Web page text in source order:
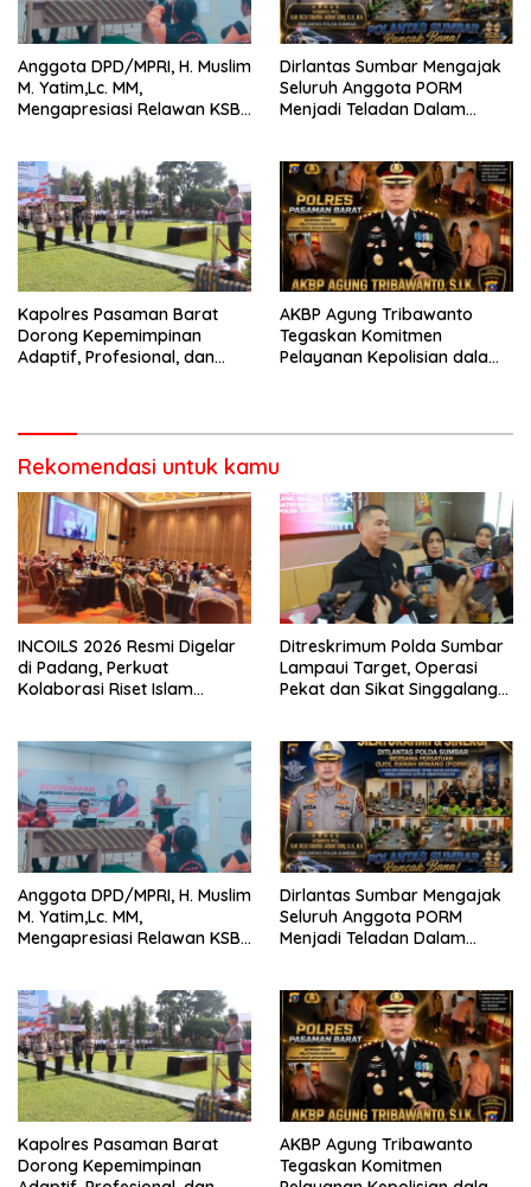
Anggota DPD/MPRI, H. Muslim
M. Yatim,Lc. MM,
Mengapresiasi Relawan KSB
Bencana
Dirlantas Sumbar Mengajak
Seluruh Anggota PORM
Menjadi Teladan Dalam
Perlengkapan Keselamatan
Berkendara
Kapolres Pasaman Barat
Dorong Kepemimpinan
Adaptif, Profesional, dan
AKBP Agung Tribawanto
Tegaskan Komitmen
Pelayanan Kepolisian dalam
Rekomendasi untuk kamu
INCOILS 2026 Resmi Digelar
di Padang, Perkuat
Kolaborasi Riset Islam
Ditreskrimum Polda Sumbar
Lampaui Target, Operasi
Pekat dan Sikat Singgalang
Anggota DPD/MPRI, H. Muslim
M. Yatim,Lc. MM,
Mengapresiasi Relawan KSB
Bencana
Dirlantas Sumbar Mengajak
Seluruh Anggota PORM
Menjadi Teladan Dalam
Perlengkapan Keselamatan
Berkendara
Kapolres Pasaman Barat
Dorong Kepemimpinan
AKBP Agung Tribawanto
Tegaskan Komitmen